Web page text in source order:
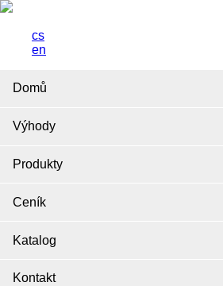
cs
en
Domů
Výhody
Produkty
Ceník
Katalog
Kontakt